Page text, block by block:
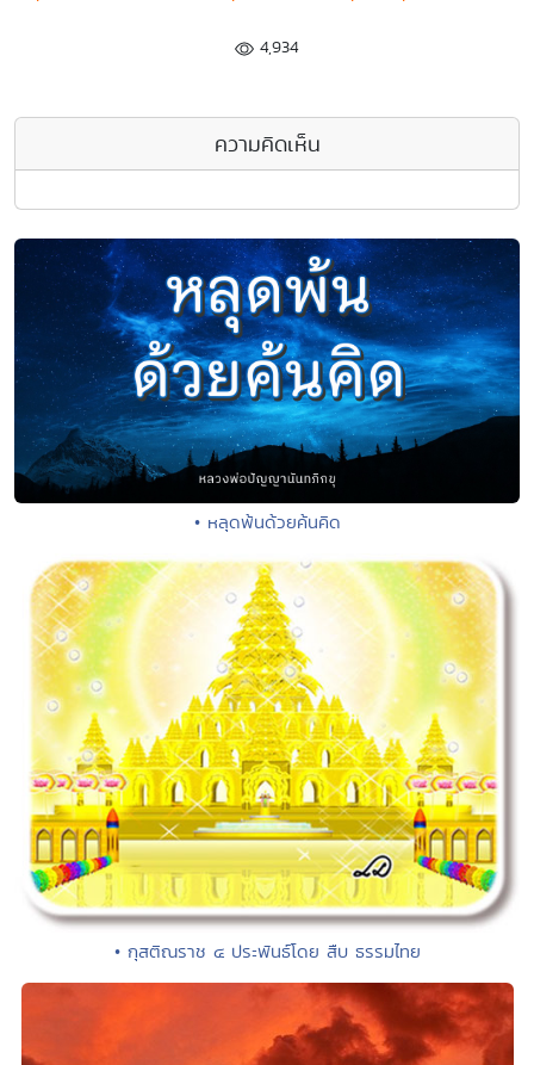
4,934
ความคิดเห็น
• หลุดพ้นด้วยค้นคิด
• กุสติณราช ๔ ประพันธ์โดย สืบ ธรรมไทย